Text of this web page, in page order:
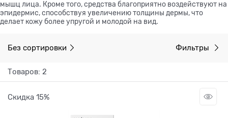
мышц лица. Кроме того, средства благоприятно воздействуют на
эпидермис, способствуя увеличению толщины дермы, что
делает кожу более упругой и молодой на вид.
Без сортировки Фильтры
Товаров: 2
Скидка 15%